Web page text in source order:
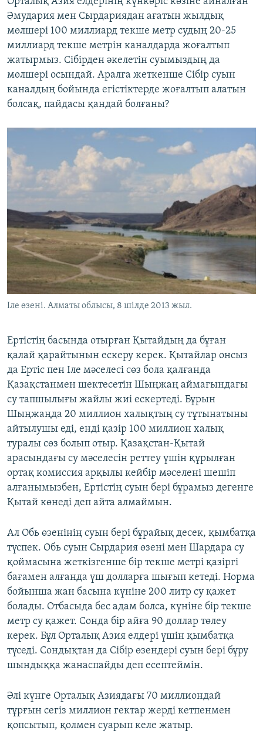
Әмудария мен Сырдариядан ағатын жылдық
мөлшері 100 миллиард текше метр судың 20-25
миллиард текше метрін каналдарда жоғалтып
жатырмыз. Сібірден әкелетін суымыздың да
мөлшері осындай. Аралға жеткенше Сібір суын
каналдың бойында егістіктерде жоғалтып алатын
болсақ, пайдасы қандай болғаны?
Іле өзені. Алматы облысы, 8 шілде 2013 жыл.
Ертістің басында отырған Қытайдың да бұған
қалай қарайтынын ескеру керек. Қытайлар онсыз
да Ертіс пен Іле мәселесі сөз бола қалғанда
Қазақстанмен шектесетін Шыңжаң аймағындағы
су тапшылығы жайлы жиі ескертеді. Бұрын
Шыңжаңда 20 миллион халықтың су тұтынатыны
айтылушы еді, енді қазір 100 миллион халық
туралы сөз болып отыр. Қазақстан-Қытай
арасындағы су мәселесін реттеу үшін құрылған
ортақ комиссия арқылы кейбір мәселені шешіп
алғанымызбен, Ертістің суын бері бұрамыз дегенге
Қытай көнеді деп айта алмаймын.
Ал Обь өзенінің суын бері бұрайық десек, қымбатқа
түспек. Обь суын Сырдария өзені мен Шардара су
қоймасына жеткізгенше бір текше метрі қазіргі
бағамен алғанда үш долларға шығып кетеді. Норма
бойынша жан басына күніне 200 литр су қажет
болады. Отбасыда бес адам болса, күніне бір текше
метр су қажет. Сонда бір айға 90 доллар төлеу
керек. Бұл Орталық Азия елдері үшін қымбатқа
түседі. Сондықтан да Сібір өзендері суын бері бұру
шындыққа жанаспайды деп есептеймін.
Әлі күнге Орталық Азиядағы 70 миллиондай
тұрғын сегіз миллион гектар жерді кетпенмен
қопсытып, қолмен суарып келе жатыр.